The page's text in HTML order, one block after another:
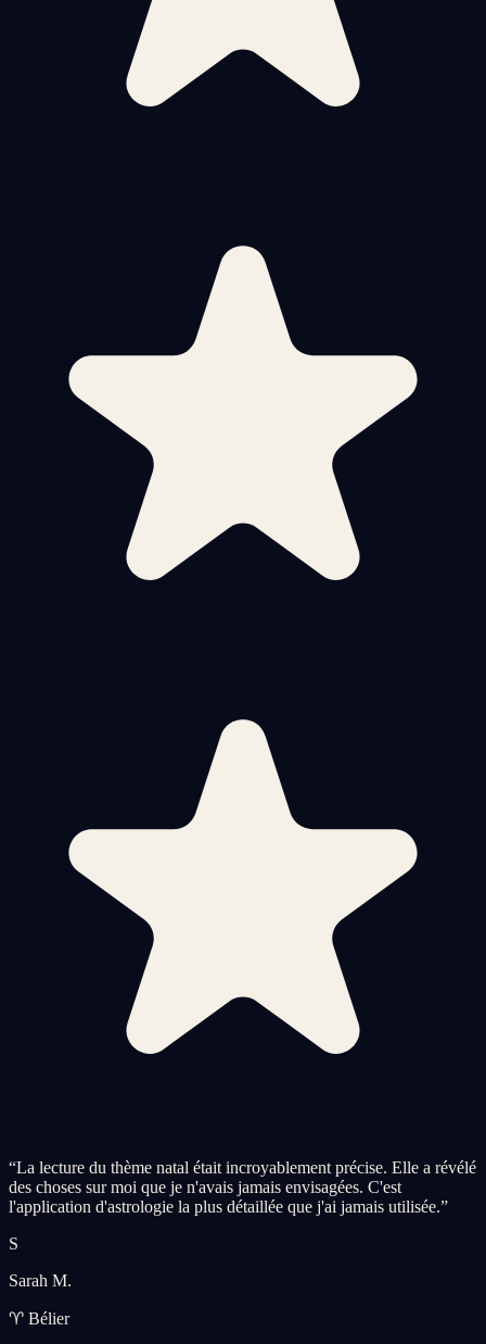
“La lecture du thème natal était incroyablement précise. Elle a révélé
des choses sur moi que je n'avais jamais envisagées. C'est
l'application d'astrologie la plus détaillée que j'ai jamais utilisée.”
S
Sarah M.
♈ Bélier